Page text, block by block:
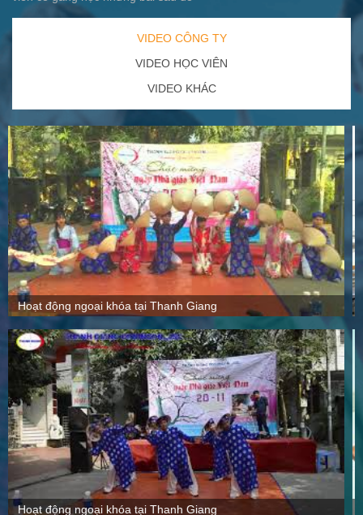
VIDEO CÔNG TY
VIDEO HỌC VIÊN
VIDEO KHÁC
Quy mô, cách thức hoạt động tại Thanh Giang
VTC nói gì về Thanh Giang